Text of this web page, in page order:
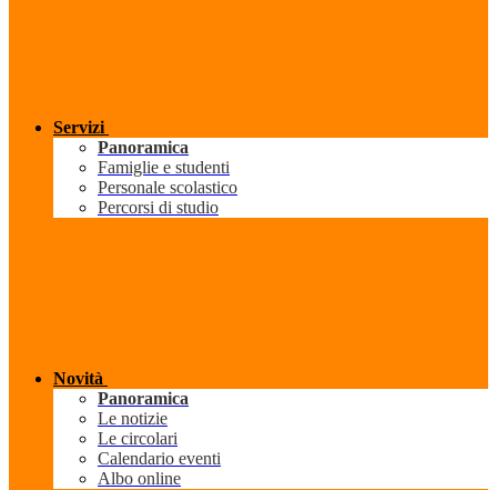
Servizi
Panoramica
Famiglie e studenti
Personale scolastico
Percorsi di studio
Novità
Panoramica
Le notizie
Le circolari
Calendario eventi
Albo online